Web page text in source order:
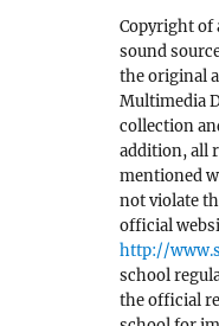
Copyright of
sound
the original
Multimedia
collection
addition, all
mentioned
not violate
official
http://
school
the official